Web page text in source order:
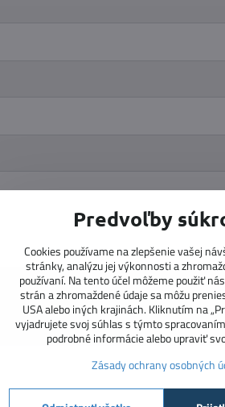
Predvoľby
Cookies používame na zlepšenie vašej
stránky, analýzu jej výkonnosti a
používaní. Na tento účel môžeme použiť
strán a zhromaždené údaje sa môžu
USA alebo iných krajinách. Kliknutím na
vyjadrujete svoj súhlas s týmto
podrobné informácie alebo upraviť
Zásady ochrany osobných